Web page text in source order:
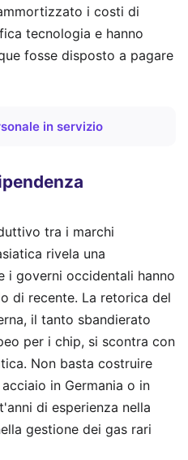
i costi di
tecnologia e hanno
fosse disposto a pagare
in servizio
tra i marchi
rivela una
i governi occidentali hanno
di recente. La retorica del
il tanto sbandierato
per i chip, si scontra con
Non basta costruire
in Germania o in
di esperienza nella
gestione dei gas rari